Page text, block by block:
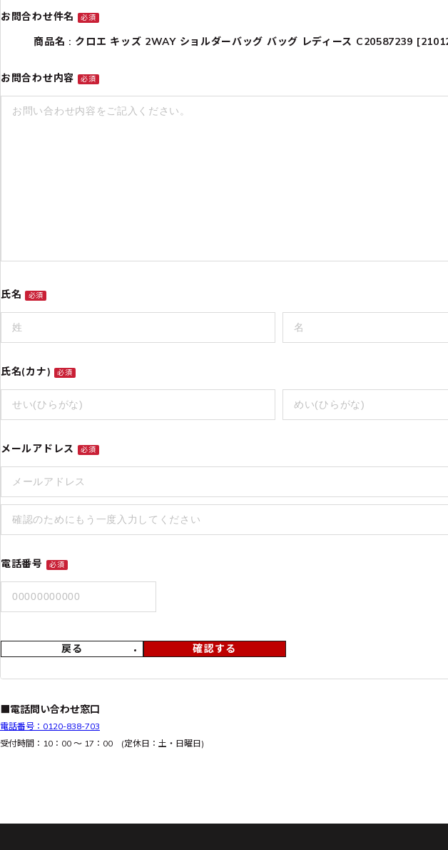
お問合わせ件名 必須
商品名 : クロエ キッズ 2WAY ショルダーバッグ バッグ レディース C20587239
お問合わせ内容 必須
氏名 必須
氏名(カナ) 必須
メールアドレス 必須
電話番号 必須
戻る 確認する
■電話問い合わせ窓口
電話番号：0120-838-703
受付時間：10：00 ～ 17：00 (定休日：土・日曜日)